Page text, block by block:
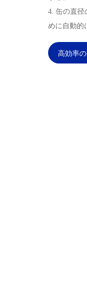
4. 缶の直径
めに自動的
高効率